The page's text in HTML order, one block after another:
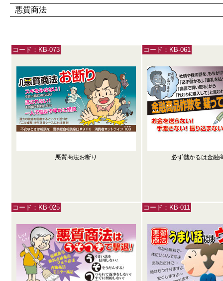
悪質商法
コード：KB-073
悪質商法お断り
コード：KB-061
必ず儲かるは金融
コード：KB-025 コード：KB-011